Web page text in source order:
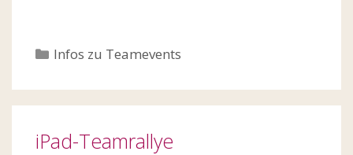
Kategorien
Infos zu Teamevents
iPad-Teamrallye